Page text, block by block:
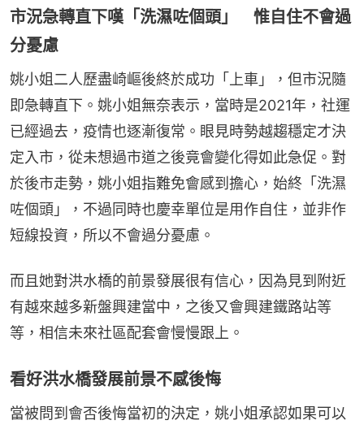
市況急轉直下嘆「洗濕咗個頭」 惟自住不會過
分憂慮
姚小姐二人歷盡崎嶇後終於成功「上車」，但市況隨
即急轉直下。姚小姐無奈表示，當時是2021年，社運
已經過去，疫情也逐漸復常。眼見時勢越趨穩定才決
定入市，從未想過市道之後竟會變化得如此急促。對
於後市走勢，姚小姐指難免會感到擔心，始終「洗濕
咗個頭」，不過同時也慶幸單位是用作自住，並非作
短線投資，所以不會過分憂慮。
而且她對洪水橋的前景發展很有信心，因為見到附近
有越來越多新盤興建當中，之後又會興建鐵路站等
等，相信未來社區配套會慢慢跟上。
看好洪水橋發展前景不感後悔
當被問到會否後悔當初的決定，姚小姐承認如果可以